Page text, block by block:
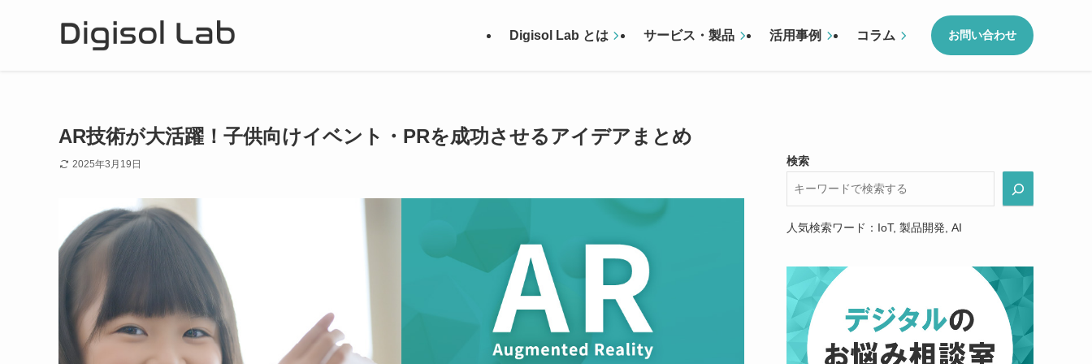
Digisol Lab とは サービス・製品 活用事例 コラム お問い合わせ
AR技術が大活躍！子供向けイベント・PRを成功させるアイデアまとめ
2025年3月19日 検索
人気検索ワード：IoT, 製品開発, AI